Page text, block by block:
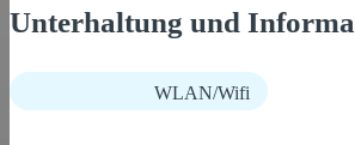
Unterhaltung und
WLAN/Wifi